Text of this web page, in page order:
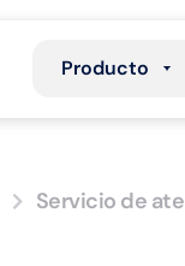
Producto
Servicio de